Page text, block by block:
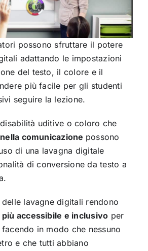
possono sfruttare il potere
adattando le impostazioni
del testo, il colore e il
più facile per gli studenti
seguire la lezione.
uditive o coloro che
comunicazione possono
di una lavagna digitale
di conversione da testo a
delle lavagne digitali rendono
più accessibile e inclusivo per
in modo che nessuno
e che tutti abbiano